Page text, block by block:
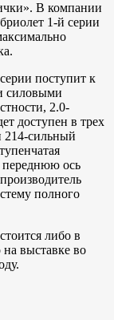
В компании
1-й серии
поступит к
силовыми
2.0-
доступен в трех
214-сильный
переднюю ось
полного
либо в
выставке во